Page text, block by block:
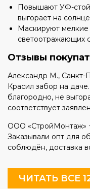
Повышают УФ-
выгорает на солнце
Маскируют мелкие
светоотражающих
Отзывы
Александр М., Санкт-
Красил забор на
благородно, не
соответствует
ООО «СтройМонтаж»
Заказывали опт для
соблюдён, доставка
ЧИТАТЬ ВСЕ